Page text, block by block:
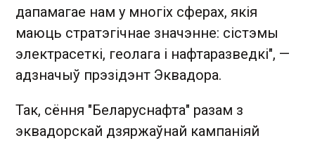
дапамагае нам у многіх сферах, якія
маюць стратэгічнае значэнне: сістэмы
электрасеткі, геолага і нафтаразведкі", —
адзначыў прэзідэнт Эквадора.
Так, сёння "Беларуснафта" разам з
эквадорскай дзяржаўнай кампаніяй